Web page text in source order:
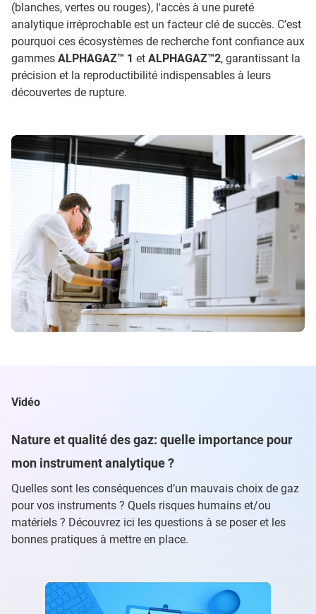
(blanches, vertes ou rouges), l'accès à une pureté
analytique irréprochable est un facteur clé de succès. C’est
pourquoi ces écosystèmes de recherche font confiance aux
gammes ALPHAGAZ™ 1 et ALPHAGAZ™2, garantissant la
précision et la reproductibilité indispensables à leurs
découvertes de rupture.
Vidéo
Nature et qualité des gaz: quelle importance pour
mon instrument analytique ?
Quelles sont les conséquences d’un mauvais choix de gaz
pour vos instruments ? Quels risques humains et/ou
matériels ? Découvrez ici les questions à se poser et les
bonnes pratiques à mettre en place.